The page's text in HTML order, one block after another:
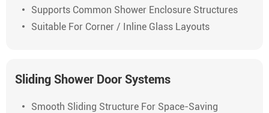
Supports Common Shower Enclosure Structures
Suitable For Corner / Inline Glass Layouts
Sliding Shower Door Systems
Smooth Sliding Structure For Space-Saving